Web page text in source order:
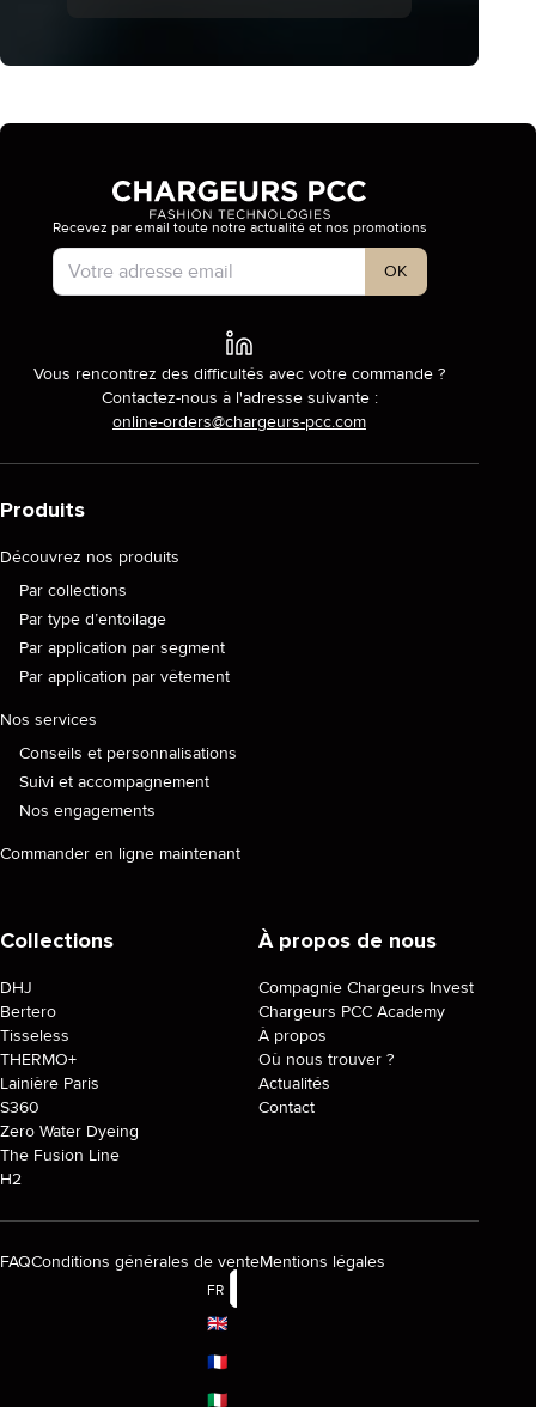
Type de compte
Recevez par email toute notre actualité et nos promotions
OK
Vous rencontrez des difficultés avec votre commande ?
Contactez-nous à l'adresse suivante :
online-orders@chargeurs-pcc.com
Produits
Découvrez nos produits
Par collections
Par type d’entoilage
Par application par segment
Par application par vêtement
Nos services
Conseils et personnalisations
Suivi et accompagnement
Nos engagements
Commander en ligne maintenant
Collections
DHJ
Bertero
Tisseless
THERMO+
Lainière Paris
S360
Zero Water Dyeing
The Fusion Line
H2
À propos de nous
Compagnie Chargeurs Invest
Chargeurs PCC Academy
À propos
Où nous trouver ?
Actualités
Contact
FAQConditions générales de venteMentions légales
FR
🇬🇧
🇫🇷
🇮🇹